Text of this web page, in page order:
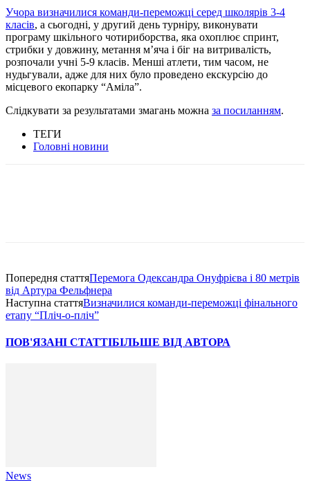
Учора визначилися команди-переможці серед школярів 3-4
класів, а сьогодні, у другий день турніру, виконувати
програму шкільного чотириборства, яка охоплює спринт,
стрибки у довжину, метання мʼяча і біг на витривалість,
розпочали учні 5-9 класів. Менші атлети, тим часом, не
нудьгували, адже для них було проведено екскурсію до
місцевого екопарку “Аміла”.
Слідкувати за результатами змагань можна за посиланням.
ТЕГИ
Головні новини
Попередня статтяПеремога Одександра Онуфрієва і 80 метрів
від Артура Фельфнера
Наступна статтяВизначилися команди-переможці фінального
етапу “Пліч-о-пліч”
ПОВ'ЯЗАНІ СТАТТІБІЛЬШЕ ВІД АВТОРА
News